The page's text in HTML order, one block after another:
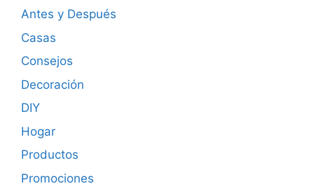
Antes y Después
Casas
Consejos
Decoración
DIY
Hogar
Productos
Promociones